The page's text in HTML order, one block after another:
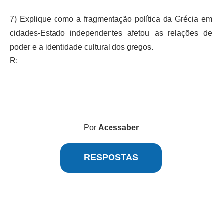
7) Explique como a fragmentação política da Grécia em
cidades-Estado independentes afetou as relações de
poder e a identidade cultural dos gregos.
R:
Por Acessaber
RESPOSTAS